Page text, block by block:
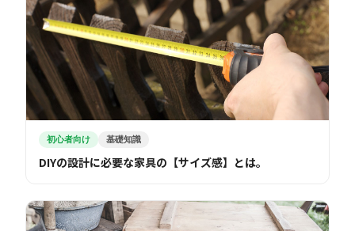
初心者向け 基礎知識
DIYの設計に必要な家具の【サイズ感】とは。